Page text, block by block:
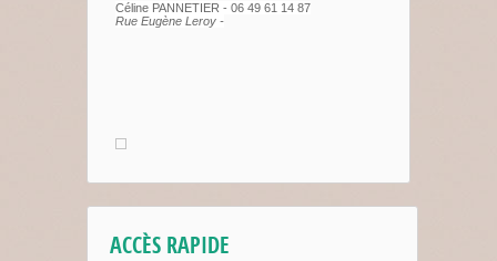
Céline PANNETIER - 06 49 61 14 87
Rue Eugène Leroy -
ACCÈS RAPIDE